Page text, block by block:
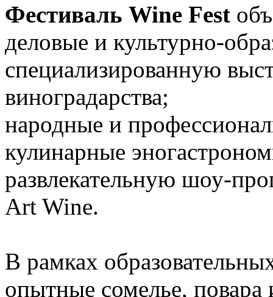
Фестиваль Wine Fest
деловые и культурно-
специализированную
виноградарства;
народные и
кулинарные
развлекательную шоу-
Art Wine.
В рамках
опытные сомелье, повара